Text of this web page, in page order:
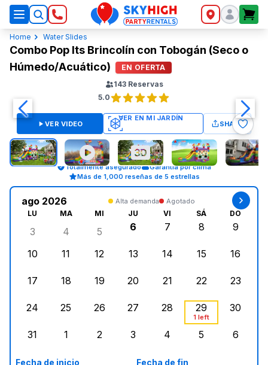
SkyHigh Logo
Home Water Slides
Combo Pop Its Brincolín con Tobogán (Seco o
Húmedo/Acuático)
EN OFERTA
143 Reservas
5.0
VER VIDEO SHARE
Totalmente asegurado
Garantía por clima
Más de 1,000 reseñas de 5 estrellas
ago 2026 Alta demanda Agotado
LU MA MI JU VI SÁ DO
lunes, agosto 3, 2026
3
martes, agosto 4, 2026
4
miércoles, agosto 5, 2026
5
6
7
8
9
10
11
12
13
14
15
16
17
18
19
20
21
22
23
24
25
miércoles, agosto 26, 2026
26
jueves, agosto 27, 2026
27
viernes, agosto 28,
28
sábado,
29
1 left
30
31
1
2
3
4
5
6
Fecha de inicio
Fecha de fin